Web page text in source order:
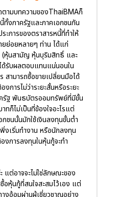
ามบทความของThaiBMAก็
ทั้งภาครัฐและภาคเอกชนกัน
การของตราสารหนี้ที่ทำให้
ย่อยหลายๆ ท่าน ได้แก่
(หุ้นสามัญ หุ้นบุริมสิทธิ์ และ
รับผลตอบแทนแน่นอนใน
สามารถซื้อขายเปลี่ยนมือได้
การไม่ว่าระยะสั้นหรือระยะ
รัฐ พันธบัตรออมทรัพย์ที่มีขั้น
ทก็ไม่เป็นที่ข้องใจอะไรแต่
กชนนั้นมักใช้เงินลงทุนขั้นต่ำ
งเริ่มทำงาน หรือนักลงทุน
งการลงทุนในหุ้นกู้จะทำ
ต่อาจจะไม่ใช่ลักษณะของ
หุ้นกู้ที่สนใจสะสมไว้เอง แต่
งอ้อมผ่านผู้เชี่ยวชาญอย่าง